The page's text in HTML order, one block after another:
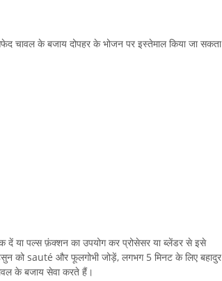
चावल के बजाय दोपहर के भोजन पर इस्तेमाल किया जा सकता
दें या पल्स फ़ंक्शन का उपयोग कर प्रोसेसर या ब्लेंडर से इसे
को sauté और फूलगोभी जोड़ें, लगभग 5 मिनट के लिए बहादुर
के बजाय सेवा करते हैं।